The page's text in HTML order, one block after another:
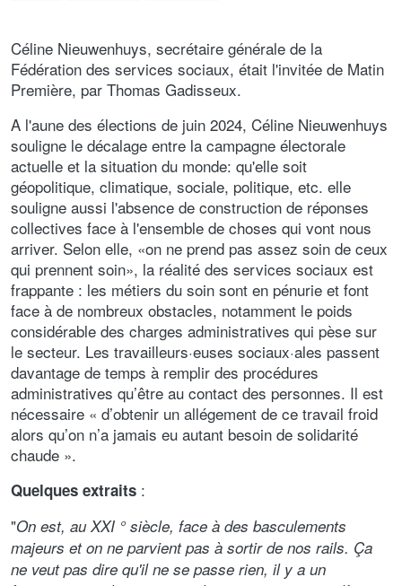
Céline Nieuwenhuys, secrétaire générale de la
Fédération des services sociaux, était l'invitée de Matin
Première, par Thomas Gadisseux.
A l'aune des élections de juin 2024, Céline Nieuwenhuys
souligne le décalage entre la campagne électorale
actuelle et la situation du monde: qu'elle soit
géopolitique, climatique, sociale, politique, etc. elle
souligne aussi l'absence de construction de réponses
collectives face à l'ensemble de choses qui vont nous
arriver. Selon elle, «on ne prend pas assez soin de ceux
qui prennent soin», la réalité des services sociaux est
frappante : les métiers du soin sont en pénurie et font
face à de nombreux obstacles, notamment le poids
considérable des charges administratives qui pèse sur
le secteur. Les travailleurs·euses sociaux·ales passent
davantage de temps à remplir des procédures
administratives qu’être au contact des personnes. Il est
nécessaire « d’obtenir un allégement de ce travail froid
alors qu’on n’a jamais eu autant besoin de solidarité
chaude ».
Quelques extraits :
"On est, au XXI ° siècle, face à des basculements
majeurs et on ne parvient pas à sortir de nos rails. Ça
ne veut pas dire qu'il ne se passe rien, il y a un